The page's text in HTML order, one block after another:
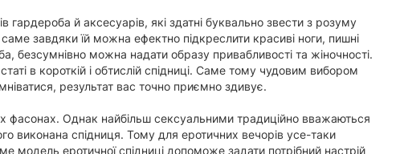
й аксесуарів, які здатні буквально звести з розуму
завдяки їй можна ефектно підкреслити красиві ноги, пишні
безсумнівно можна надати образу привабливості та жіночності.
в короткій і обтислій спідниці. Саме тому чудовим вибором
результат вас точно приємно здивує.
фасонах. Однак найбільш сексуальними традиційно вважаються
виконана спідниця. Тому для еротичних вечорів усе-таки
модель еротичної спідниці допоможе задати потрібний настрій